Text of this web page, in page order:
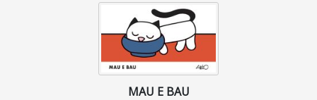
MAU E BAU